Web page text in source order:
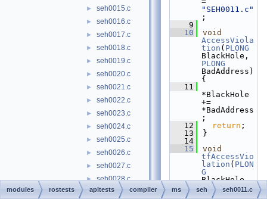
► seh0015.c
► seh0016.c
► seh0017.c
► seh0018.c
► seh0019.c
► seh0020.c
► seh0021.c
► seh0022.c
► seh0023.c
► seh0024.c
► seh0025.c
► seh0026.c
► seh0027.c
► seh0028.c
► seh0029.c
"SEH0011.c"
;
    9
   10
void
AccessViola
tion ( PLONG
PLONG
BadAddress)
{
   11
*BlackHole
+=
*BadAddress
;
   12
return ;
   13
}
   14
   15
void
tfAccessVio
lation ( PLON
G
BlackHole,
PLONG
BadAddress,
modules rostests apitests compiler ms seh seh0011.c